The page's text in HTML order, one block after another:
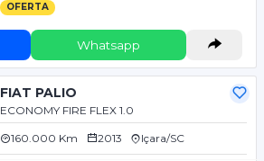
OFERTA
Whatsapp
FIAT PALIO
ECONOMY FIRE FLEX 1.0
160.000 Km 2013 Içara/SC